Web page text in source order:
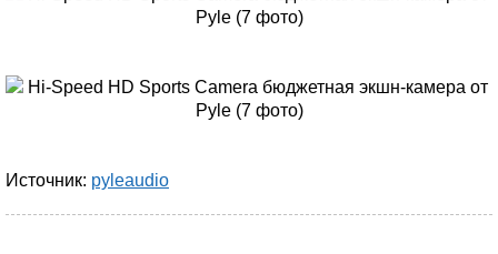
Источник: pyleaudio